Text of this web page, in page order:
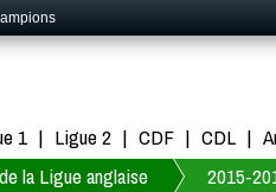
1 Ligue 2 CDF CDL
la Ligue anglaise 2015-